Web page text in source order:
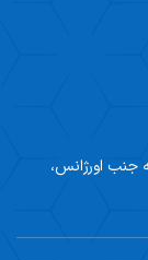
جنب اورژانس،